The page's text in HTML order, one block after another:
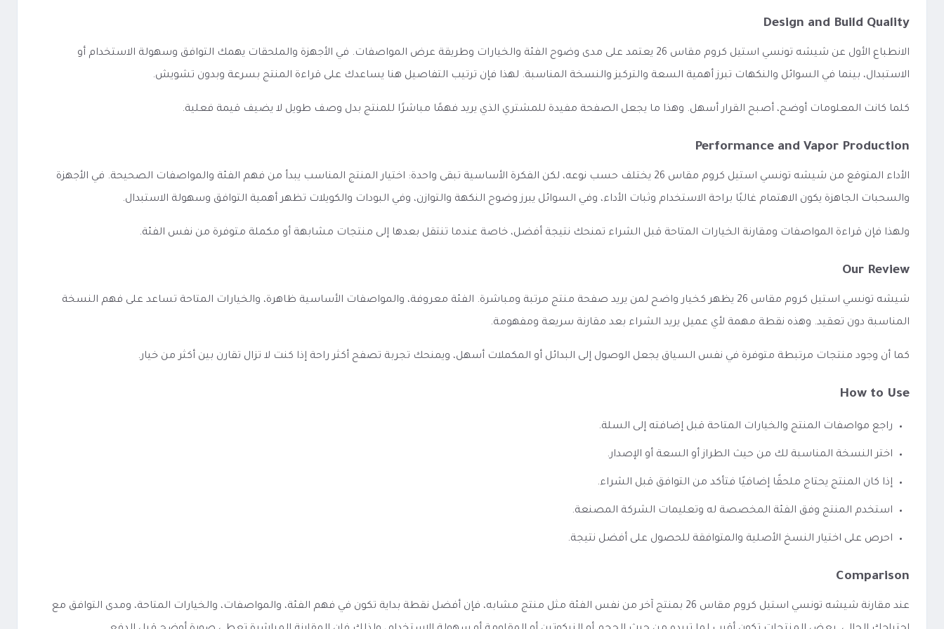
Design and Build Quality
الانطباع الأول عن شيشه تونسي استيل كروم مقاس 26 يعتمد على مدى وضوح الفئة والخيارات وطريقة عرض المواصفات. في الأجهزة والملحقات يهمك التوافق وسهولة الاستخدام أو
الاستبدال، بينما في السوائل والنكهات تبرز أهمية السعة والتركيز والنسخة المناسبة. لهذا فإن ترتيب التفاصيل هنا يساعدك على قراءة المنتج بسرعة وبدون تشويش.
كلما كانت المعلومات أوضح، أصبح القرار أسهل. وهذا ما يجعل الصفحة مفيدة للمشتري الذي يريد فهمًا مباشرًا للمنتج بدل وصف طويل لا يضيف قيمة فعلية.
Performance and Vapor Production
الأداء المتوقع من شيشه تونسي استيل كروم مقاس 26 يختلف حسب نوعه، لكن الفكرة الأساسية تبقى واحدة: اختيار المنتج المناسب يبدأ من فهم الفئة والمواصفات الصحيحة. في الأجهزة
والسحبات الجاهزة يكون الاهتمام غالبًا براحة الاستخدام وثبات الأداء، وفي السوائل يبرز وضوح النكهة والتوازن، وفي البودات والكويلات تظهر أهمية التوافق وسهولة الاستبدال.
ولهذا فإن قراءة المواصفات ومقارنة الخيارات المتاحة قبل الشراء تمنحك نتيجة أفضل، خاصة عندما تنتقل بعدها إلى منتجات مشابهة أو مكملة متوفرة من نفس الفئة.
Our Review
شيشه تونسي استيل كروم مقاس 26 يظهر كخيار واضح لمن يريد صفحة منتج مرتبة ومباشرة. الفئة معروفة، والمواصفات الأساسية ظاهرة، والخيارات المتاحة تساعد على فهم النسخة
المناسبة دون تعقيد. وهذه نقطة مهمة لأي عميل يريد الشراء بعد مقارنة سريعة ومفهومة.
كما أن وجود منتجات مرتبطة متوفرة في نفس السياق يجعل الوصول إلى البدائل أو المكملات أسهل، ويمنحك تجربة تصفح أكثر راحة إذا كنت لا تزال تقارن بين أكثر من خيار.
How to Use
راجع مواصفات المنتج والخيارات المتاحة قبل إضافته إلى السلة.
اختر النسخة المناسبة لك من حيث الطراز أو السعة أو الإصدار.
إذا كان المنتج يحتاج ملحقًا إضافيًا فتأكد من التوافق قبل الشراء.
استخدم المنتج وفق الفئة المخصصة له وتعليمات الشركة المصنعة.
احرص على اختيار النسخ الأصلية والمتوافقة للحصول على أفضل نتيجة.
Comparison
عند مقارنة شيشه تونسي استيل كروم مقاس 26 بمنتج آخر من نفس الفئة مثل منتج مشابه، فإن أفضل نقطة بداية تكون في فهم الفئة، والمواصفات، والخيارات المتاحة، ومدى التوافق مع